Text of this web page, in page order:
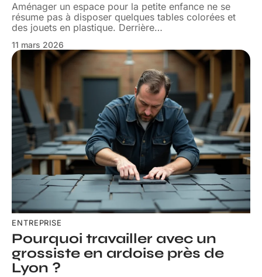
Aménager un espace pour la petite enfance ne se
résume pas à disposer quelques tables colorées et
des jouets en plastique. Derrière…
11 mars 2026
ENTREPRISE
Pourquoi travailler avec un
grossiste en ardoise près de
Lyon ?